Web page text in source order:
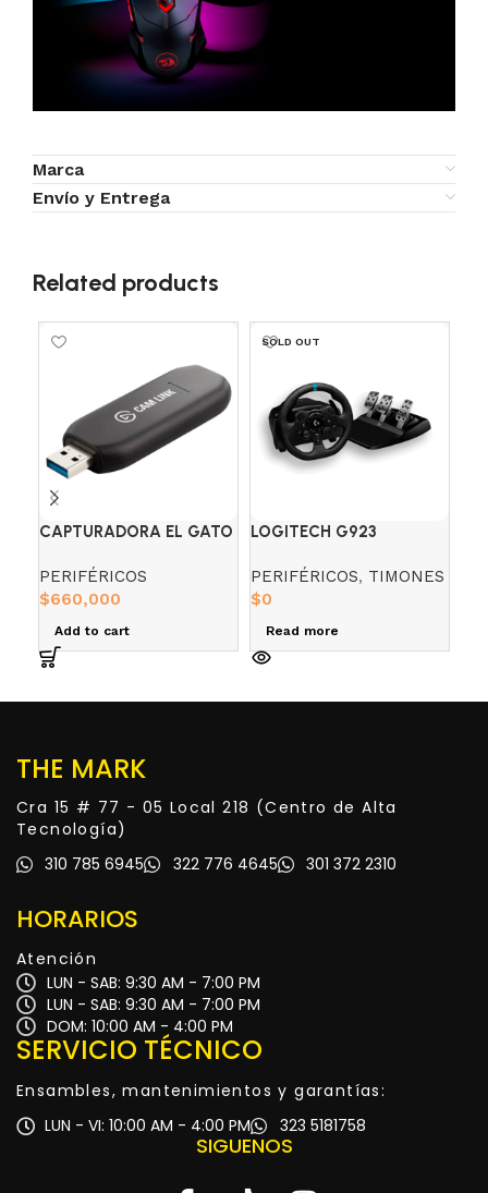
Marca
Envío y Entrega
Related products
CAPTURADORA EL GATO
PERIFÉRICOS
$660,000
Add to cart
SOLD OUT
LOGITECH G923
PC/PLAY *
PERIFÉRICOS, TIMONES
$0
Read more
THE MARK
Cra 15 # 77 - 05 Local 218 (Centro de Alta
Tecnología)
310 785 6945
322 776 4645 301 372 2310
HORARIOS
Atención
LUN - SAB: 9:30 AM - 7:00 PM
LUN - SAB: 9:30 AM - 7:00 PM
DOM: 10:00 AM - 4:00 PM
SERVICIO TÉCNICO
Ensambles, mantenimientos y garantías:
LUN - VI: 10:00 AM - 4:00 PM
323 5181758
SIGUENOS